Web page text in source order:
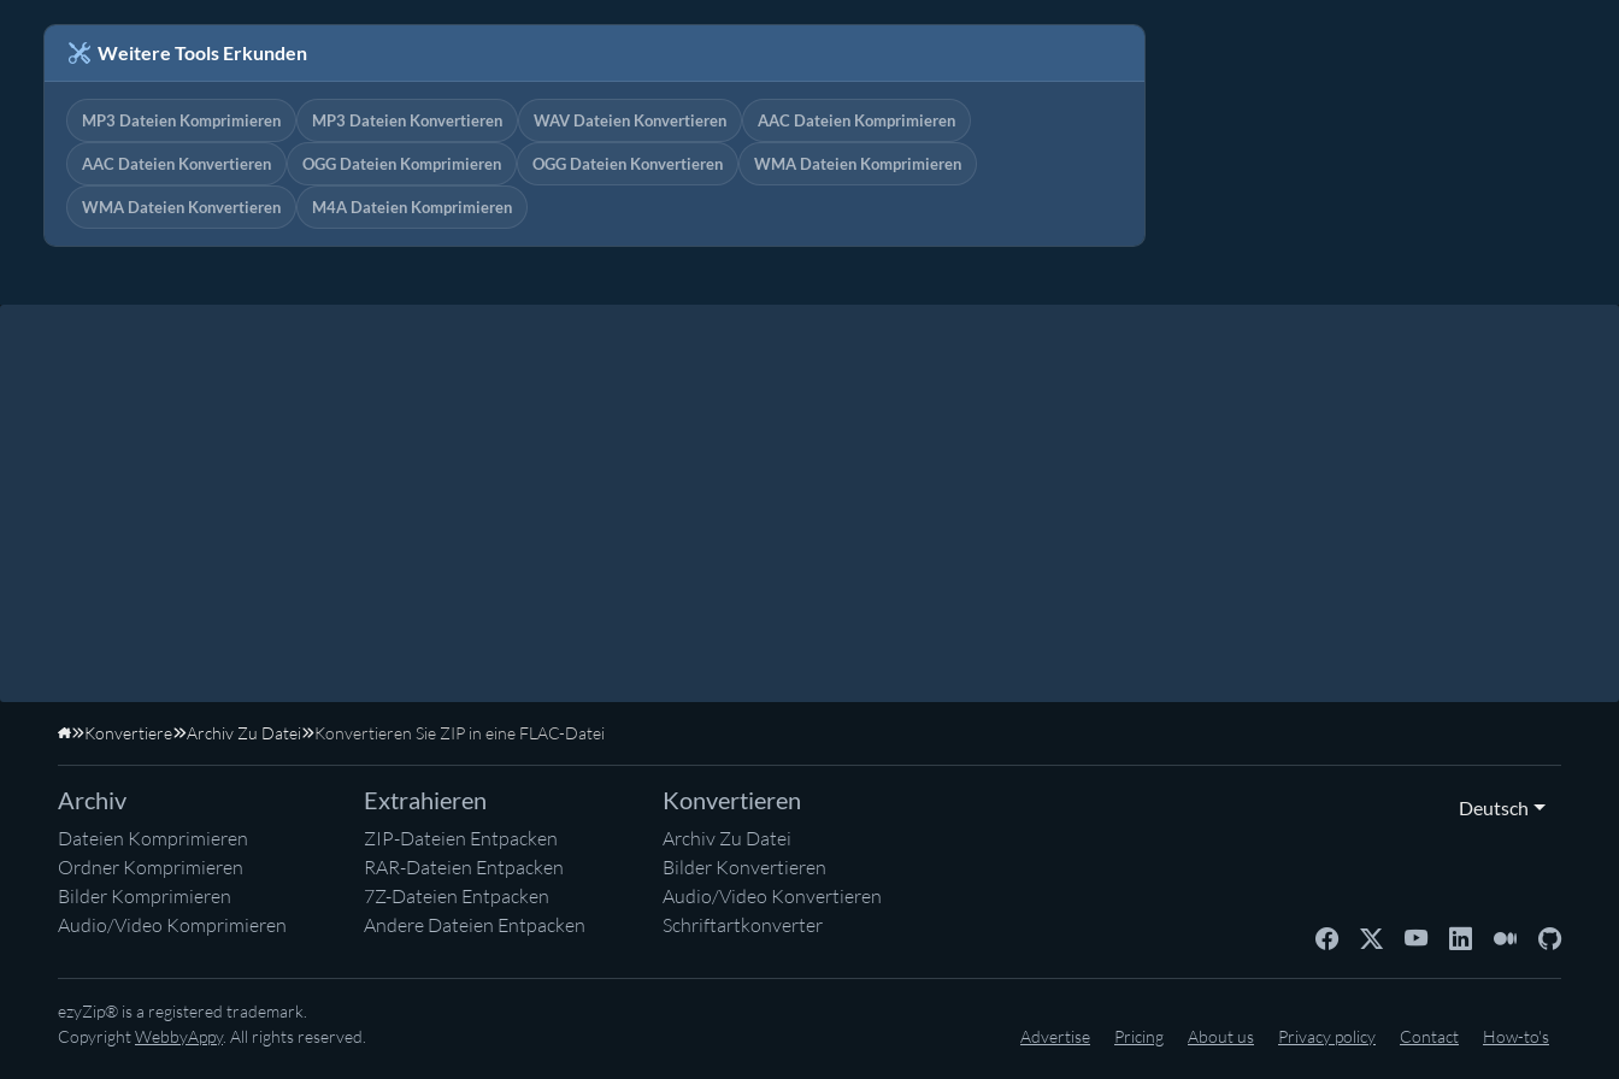
Weitere Tools Erkunden
MP3 Dateien Komprimieren MP3 Dateien Konvertieren WAV Dateien Konvertieren AAC Dateien Komprimieren
AAC Dateien Konvertieren OGG Dateien Komprimieren OGG Dateien Konvertieren WMA Dateien Komprimieren
WMA Dateien Konvertieren M4A Dateien Komprimieren
Startseite
Konvertiere Archiv Zu Datei Konvertieren Sie ZIP in eine FLAC-Datei
Archiv
Dateien Komprimieren
Ordner Komprimieren
Bilder Komprimieren
Audio/Video Komprimieren
Extrahieren
ZIP-Dateien Entpacken
RAR-Dateien Entpacken
7Z-Dateien Entpacken
Andere Dateien Entpacken
Konvertieren
Archiv Zu Datei
Bilder Konvertieren
Audio/Video Konvertieren
Schriftartkonverter
Deutsch
ezyZip® is a registered trademark.
CopyrightWebbyAppy. All rights reserved. Advertise Pricing About us Privacy policy Contact How-to's